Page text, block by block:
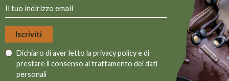
Dichiaro di aver letto la privacy policye di
prestare il consenso al trattamento dei dati
personali